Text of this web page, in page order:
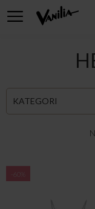
KATEGORI
-60%